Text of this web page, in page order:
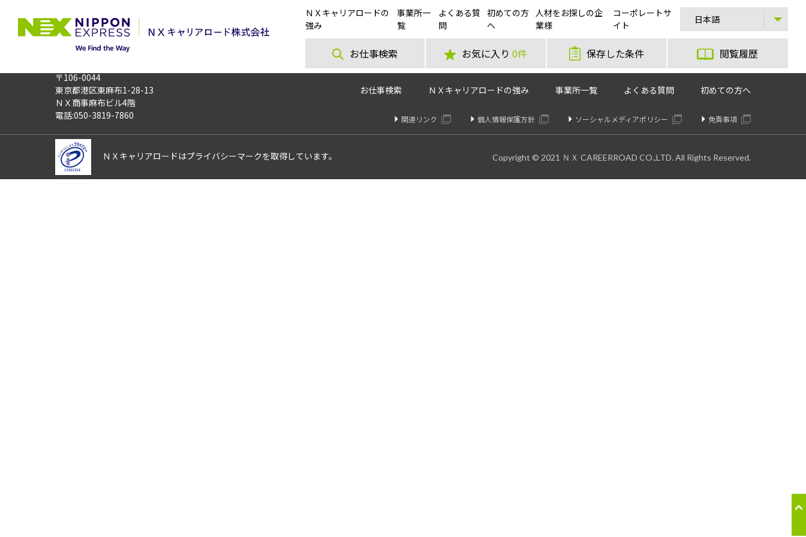
ＮＸキャリアロードの
強み
事業所一
覧
よくある質
問
初めての方
へ
人材をお探しの企
業様
コーポレートサ
イト
お仕事検索 お気に入り 0件 保存した条件 閲覧履歴
7月下旬までの短期大募集♪選べる日勤・夕勤・夜勤【最高時給2,000円】（SNS）
このお仕事は非公開のお仕事です
014036
〒106-0044
東京都港区東麻布1-28-13
ＮＸ商事麻布ビル4階
電話:050-3819-7860
お仕事検索 ＮＸキャリアロードの強み 事業所一覧 よくある質問 初めての方へ
関連リンク 個人情報保護方針 ソーシャルメディアポリシー 免責事項
ＮＸキャリアロードはプライバシーマークを取得しています。 Copyright © 2021 ＮＸ CAREERROAD CO.,LTD. All Rights Reserved.